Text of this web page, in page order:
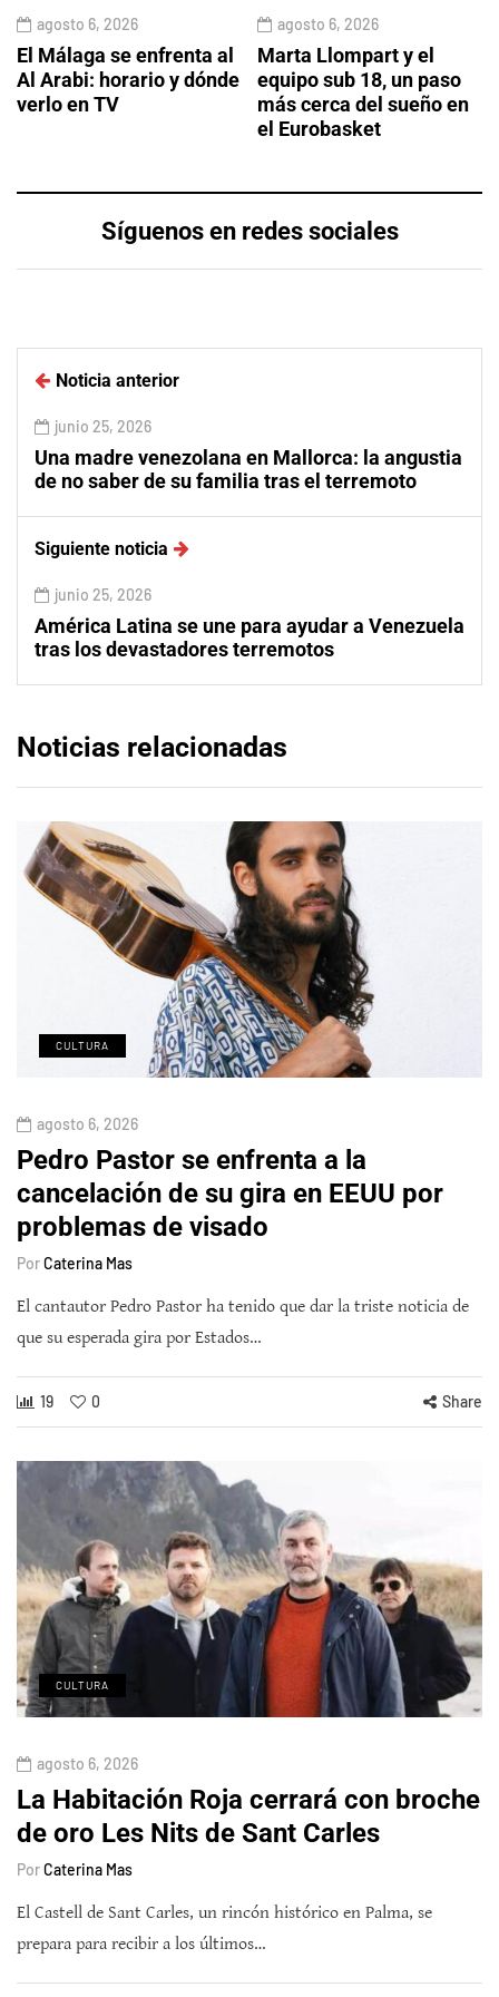
agosto 6, 2026
El Málaga se enfrenta al
Al Arabi: horario y dónde
verlo en TV
agosto 6, 2026
Marta Llompart y el
equipo sub 18, un paso
más cerca del sueño en
el Eurobasket
Síguenos en redes sociales
Noticia anterior
junio 25, 2026
Una madre venezolana en Mallorca: la angustia
de no saber de su familia tras el terremoto
Siguiente noticia
junio 25, 2026
América Latina se une para ayudar a Venezuela
tras los devastadores terremotos
Noticias relacionadas
CULTURA
agosto 6, 2026
Pedro Pastor se enfrenta a la
cancelación de su gira en EEUU por
problemas de visado
PorCaterina Mas
El cantautor Pedro Pastor ha tenido que dar la triste noticia de
que su esperada gira por Estados…
19 0 Share
CULTURA
agosto 6, 2026
La Habitación Roja cerrará con broche
de oro Les Nits de Sant Carles
PorCaterina Mas
El Castell de Sant Carles, un rincón histórico en Palma, se
prepara para recibir a los últimos…